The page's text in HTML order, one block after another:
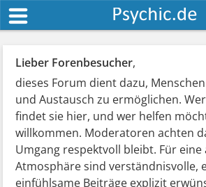
Lieber Forenbesucher,
dieses Forum dient dazu,
und Austausch zu ermöglichen.
findet sie hier, und wer helfen
willkommen. Moderatoren achten
Umgang respektvoll bleibt. Für eine
Atmosphäre sind verständnisvolle,
einfühlsame Beiträge explizit